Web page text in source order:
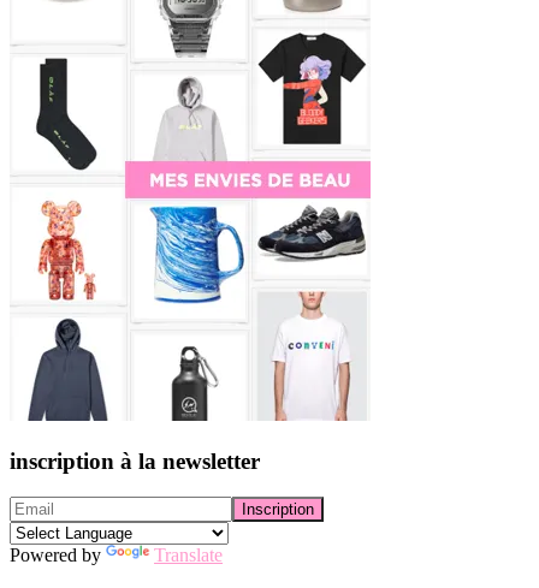
inscription à la newsletter
Powered by Translate